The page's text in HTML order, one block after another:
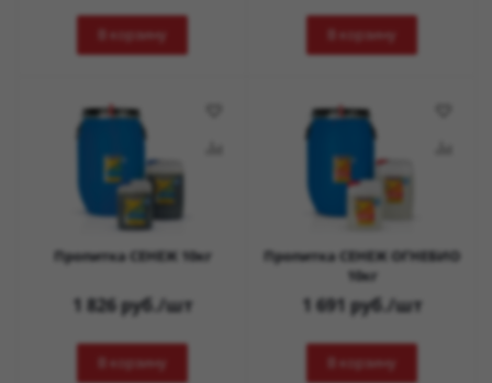
В корзину В корзину
Пропитка СЕНЕЖ 10кг
1 826руб./шт
В корзину
Пропитка СЕНЕЖ ОГНЕБИО
10кг
1 691 руб./шт
В корзину